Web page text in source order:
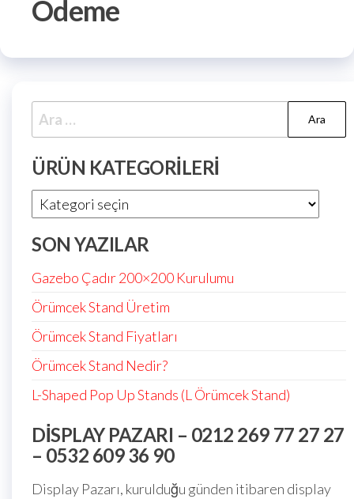
Ödeme
ÜRÜN KATEGORILERI
SON YAZILAR
Gazebo Çadır 200×200 Kurulumu
Örümcek Stand Üretim
Örümcek Stand Fiyatları
Örümcek Stand Nedir?
L-Shaped Pop Up Stands (L Örümcek Stand)
DISPLAY PAZARI – 0212 269 77 27 27
– 0532 609 36 90
Display Pazarı, kurulduğu günden itibaren display